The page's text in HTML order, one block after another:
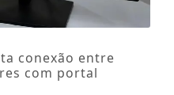
conexão entre
com portal